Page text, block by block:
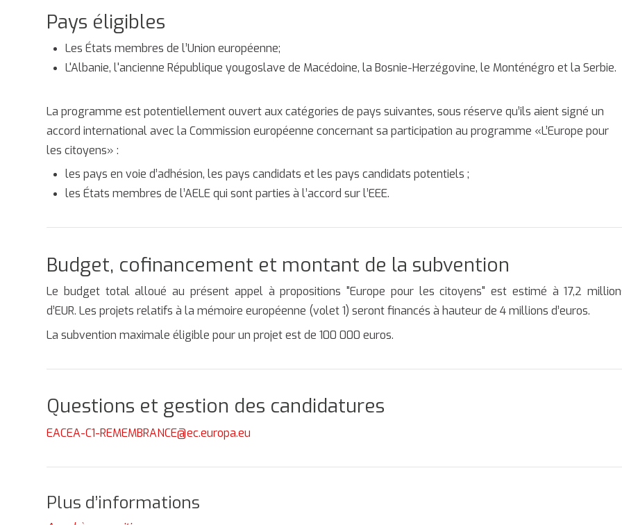
Pays éligibles
Les États membres de l’Union européenne;
L'Albanie, l'ancienne République yougoslave de Macédoine, la Bosnie-Herzégovine, le Monténégro et la Serbie.
La programme est potentiellement ouvert aux catégories de pays suivantes, sous réserve qu’ils aient signé un
accord international avec la Commission européenne concernant sa participation au programme «L’Europe pour
les citoyens» :
les pays en voie d’adhésion, les pays candidats et les pays candidats potentiels ;
les États membres de l’AELE qui sont parties à l’accord sur l’EEE.
Budget, cofinancement et montant de la subvention
Le budget total alloué au présent appel à propositions "Europe pour les citoyens" est estimé à 17,2
d’EUR. Les projets relatifs à la mémoire européenne (volet 1) seront financés à hauteur de 4 millions d’euros.
La subvention maximale éligible pour un projet est de 100 000 euros.
Questions et gestion des candidatures
EACEA-C1-REMEMBRANCE@ec.europa.eu
Plus d’informations